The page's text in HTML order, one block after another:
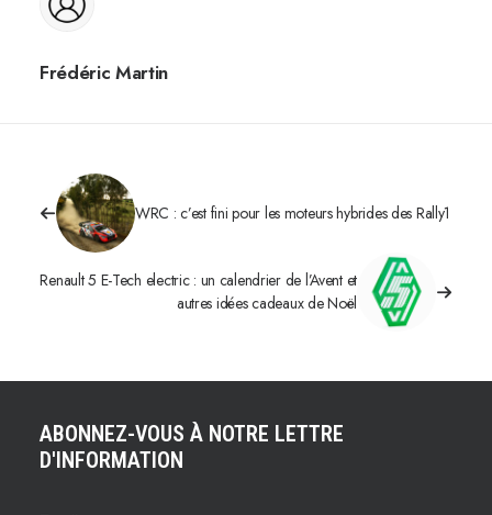
Frédéric Martin
WRC : c’est fini pour les moteurs hybrides des Rally1
Renault 5 E-Tech electric : un calendrier de l’Avent et
autres idées cadeaux de Noël
ABONNEZ-VOUS À NOTRE LETTRE
D'INFORMATION